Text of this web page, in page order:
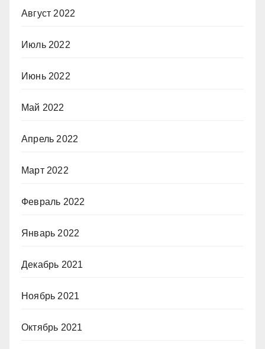
Август 2022
Июль 2022
Июнь 2022
Май 2022
Апрель 2022
Март 2022
Февраль 2022
Январь 2022
Декабрь 2021
Ноябрь 2021
Октябрь 2021